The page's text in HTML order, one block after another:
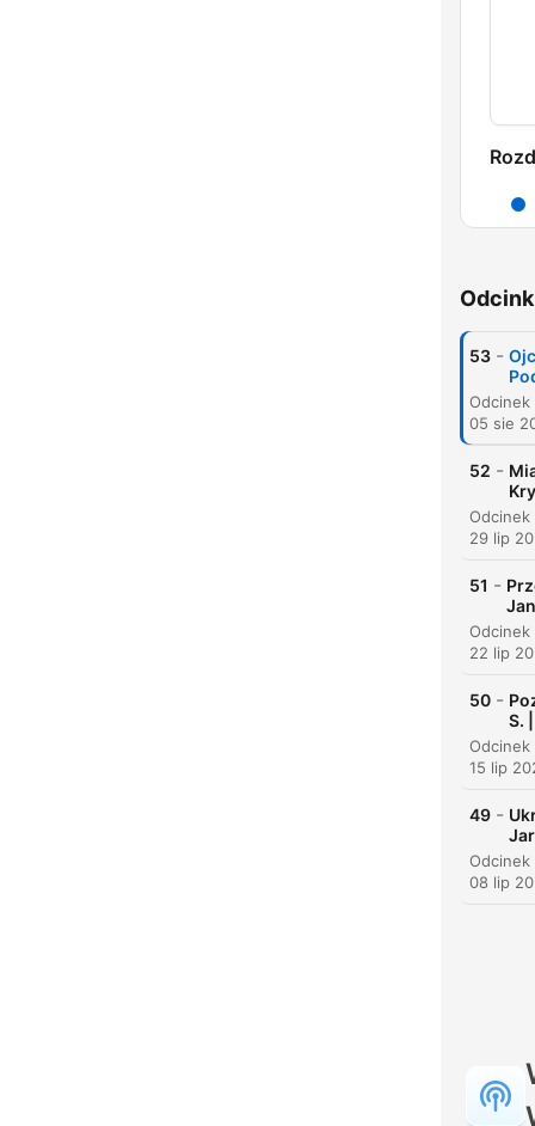
53 -
05 sie
52 -
29 lip
51 -
22 lip
50 -
S.
15 lip
49 -
08 lip